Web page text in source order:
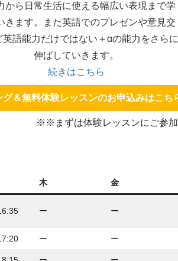
から日常生活に使える幅広い表現まで学
きます。また英語でのプレゼンや意見交
英語能力だけではない＋αの能力をさらに
伸ばしていきます。
続きはこちら
グ＆無料体験レッスンのお申込みはこち
※※まずは体験レッスンにご参
木 金
ー ー
ー ー